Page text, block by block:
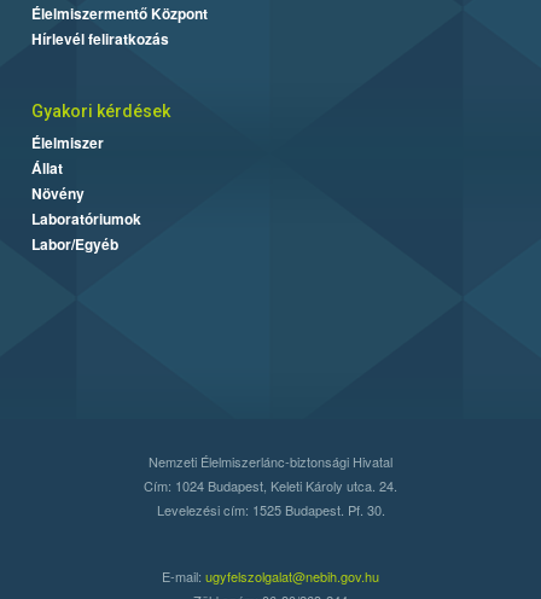
Élelmiszermentő Központ
Hírlevél feliratkozás
Gyakori kérdések
Élelmiszer
Állat
Növény
Laboratóriumok
Labor/Egyéb
Nemzeti Élelmiszerlánc-biztonsági Hivatal
Cím: 1024 Budapest, Keleti Károly utca. 24.
Levelezési cím: 1525 Budapest. Pf. 30.
E-mail: ugyfelszolgalat@nebih.gov.hu